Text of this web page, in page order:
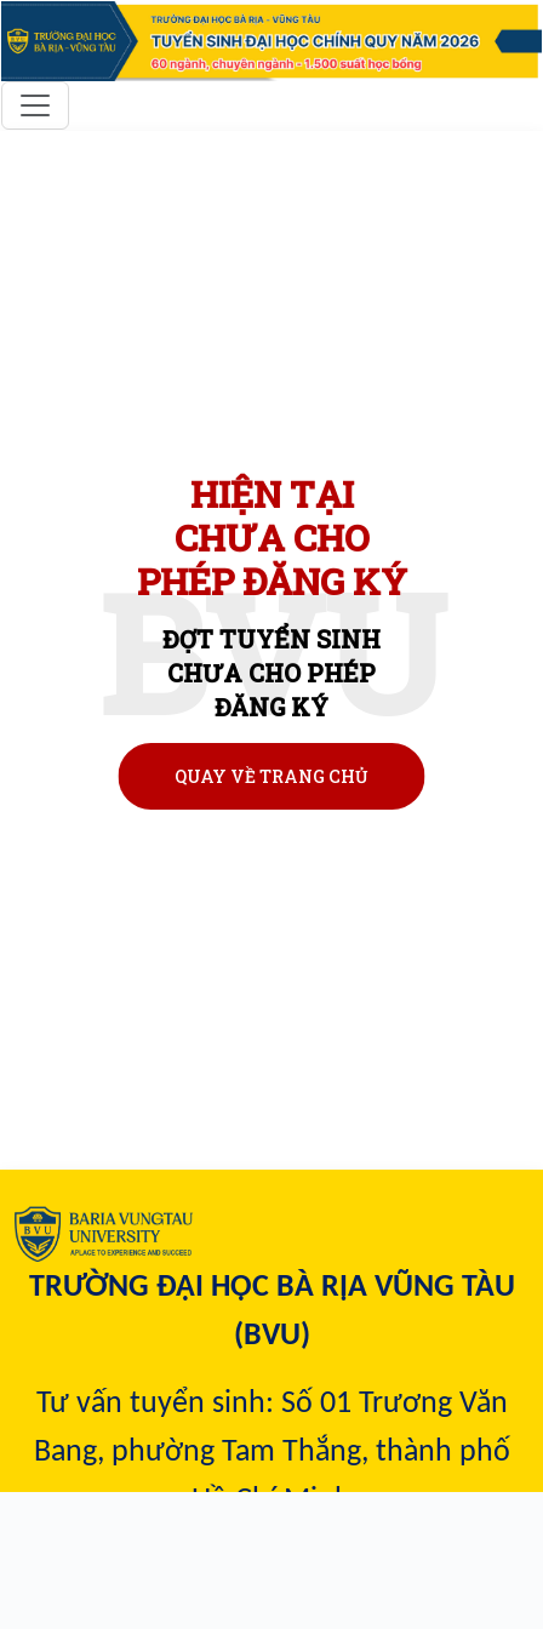
BVU
HIỆN TẠI
CHƯA CHO
PHÉP ĐĂNG KÝ
ĐỢT TUYỂN SINH
CHƯA CHO PHÉP
ĐĂNG KÝ
QUAY VỀ TRANG CHỦ
TRƯỜNG ĐẠI HỌC BÀ RỊA VŨNG TÀU
(BVU)
Tư vấn tuyển sinh: Số 01 Trương Văn
Bang, phường Tam Thắng, thành phố
Hồ Chí Minh